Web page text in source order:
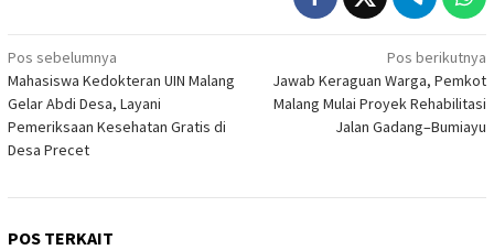
Navigasi
pos
Pos sebelumnya
Mahasiswa Kedokteran UIN Malang
Gelar Abdi Desa, Layani
Pemeriksaan Kesehatan Gratis di
Desa Precet
Pos berikutnya
Jawab Keraguan Warga, Pemkot
Malang Mulai Proyek Rehabilitasi
Jalan Gadang–Bumiayu
POS TERKAIT